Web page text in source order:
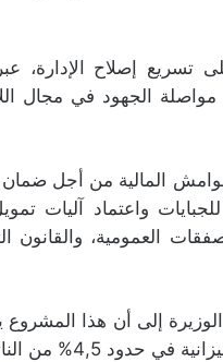
تسريع إصلاح الإدارة،
الجهود في مجال
المالية من أجل ضمان
واعتماد آليات
العمومية،